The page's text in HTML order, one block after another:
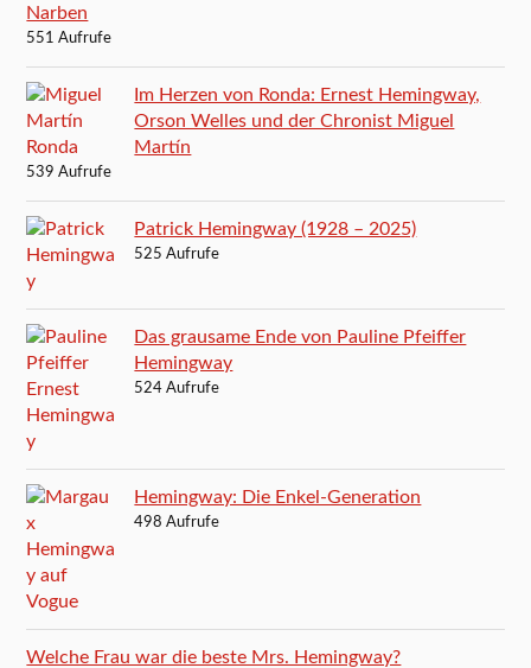
Narben
551 Aufrufe
Im Herzen von Ronda: Ernest Hemingway,
Orson Welles und der Chronist Miguel
Martín
539 Aufrufe
Patrick Hemingway (1928 – 2025)
525 Aufrufe
Das grausame Ende von Pauline Pfeiffer
Hemingway
524 Aufrufe
Hemingway: Die Enkel-Generation
498 Aufrufe
Welche Frau war die beste Mrs. Hemingway?